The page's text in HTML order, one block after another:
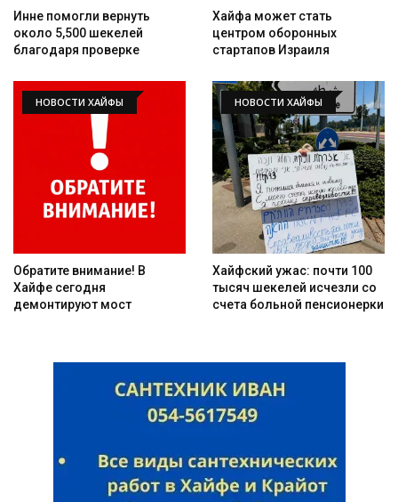
Искать
Инне помогли вернуть
около 5,500 шекелей
благодаря проверке
Хайфа может стать
центром оборонных
стартапов Израиля
НОВОСТИ ХАЙФЫ
Обратите внимание! В
Хайфе сегодня
демонтируют мост
НОВОСТИ ХАЙФЫ
Хайфский ужас: почти 100
тысяч шекелей исчезли со
счета больной пенсионерки